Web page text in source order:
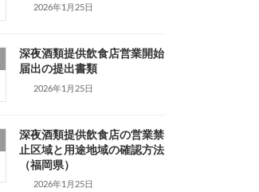
2026年1月25日
深夜酒類提供飲食店営業開始
届出の提出書類
2026年1月25日
深夜酒類提供飲食店の営業禁
止区域と用途地域の確認方法
（福岡県）
2026年1月25日